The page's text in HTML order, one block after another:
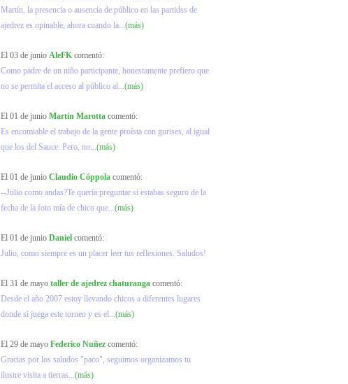
Martín, la presencia o ausencia de público en las partidss de
ajedrez es opinable, ahora cuando la...(más)
El 03 de junio AleFK comentó:
Como padre de un niño participante, honestamente prefiero que
no se permita el acceso al público al...(más)
El 01 de junio Martín Marotta comentó:
Es encomiable el trabajo de la gente proísta con gurises, al igual
que los del Sauce. Pero, no...(más)
El 01 de junio Claudio Cóppola comentó:
--Julio como andas?Te quería preguntar si estabas seguro de la
fecha de la foto mía de chico que...(más)
El 01 de junio Daniel comentó:
Julio, como siempre es un placer leer tus reflexiones. Saludos!
El 31 de mayo taller de ajedrez chaturanga comentó:
Desde el año 2007 estoy llevando chicos a diferentes lugares
donde si juega este torneo y es el...(más)
El 29 de mayo Federico Nuñez comentó:
Gracias por los saludos "paco", seguimos organizamos tu
ilustre visita a tierras...(más)